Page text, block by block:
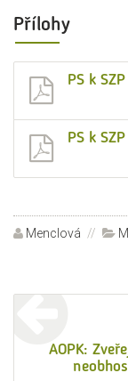
Přílohy
PS k
PS k
Autor:
Menclová
příspěvek
AOPK: